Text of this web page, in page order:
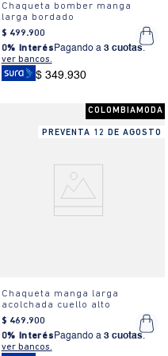
Chaqueta bomber manga
larga bordado
$ 499.900
0% Interés Pagando a 3 cuotas.
ver bancos.
$ 349.930
COLOMBIAMODA
PREVENTA 12 DE AGOSTO
Chaqueta manga larga
acolchada cuello alto
$ 469.900
0% Interés Pagando a 3 cuotas.
ver bancos.